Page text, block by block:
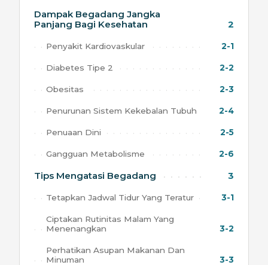
Dampak Begadang Jangka
Panjang Bagi Kesehatan
2
Penyakit Kardiovaskular 2-1
Diabetes Tipe 2 2-2
Obesitas 2-3
Penurunan Sistem Kekebalan Tubuh 2-4
Penuaan Dini 2-5
Gangguan Metabolisme 2-6
Tips Mengatasi Begadang 3
Tetapkan Jadwal Tidur Yang Teratur 3-1
Ciptakan Rutinitas Malam Yang
Menenangkan
3-2
Perhatikan Asupan Makanan Dan
Minuman
3-3